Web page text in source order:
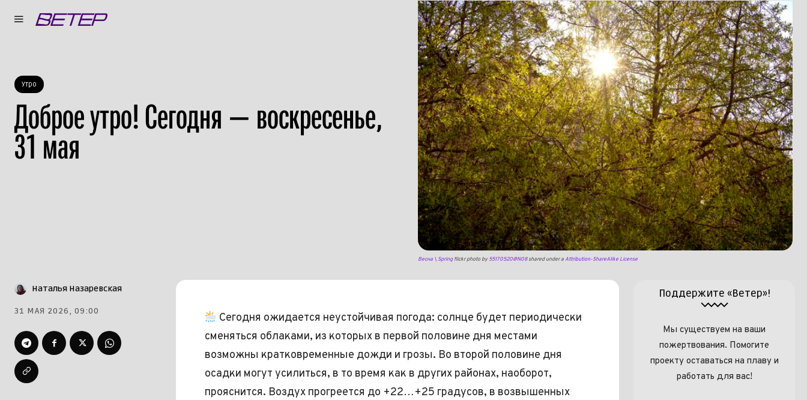
Утро
Доброе утро! Сегодня — воскресенье,
31 мая
Весна \ Springflickr photo by55170520@N08shared under aAttribution-ShareAlike License
Наталья Назаревская
31 МАЯ 2026, 09:00
Сегодня ожидается неустойчивая погода: солнце будет периодически
сменяться облаками, из которых в первой половине дня местами
возможны кратковременные дожди и грозы. Во второй половине дня
осадки могут усилиться, в то время как в других районах, наоборот,
прояснится. Воздух прогреется до +22…+25 градусов, в возвышенных
Поддержите «Ветер»!
Мы существуем на ваши
пожертвования. Помогите
проекту оставаться на плаву и
работать для вас!